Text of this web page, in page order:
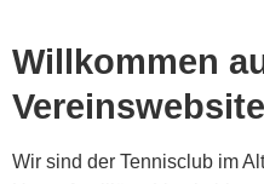
Willkommen
Wir sind der Tennisclub im